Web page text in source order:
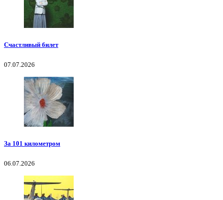
Счастливый билет
07.07.2026
За 101 километром
06.07.2026